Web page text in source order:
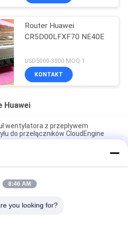
Router Huawei
CR5D00LFXF70 NE40E
USD5000-3000 MOQ:1
KONTAKT
Huawei
wentylatora z przepływem
do przełączników CloudEngine
S5735 Switch, 24xGE
9300 Switch, 48x 1G/10G
8:46 AM
you looking for?